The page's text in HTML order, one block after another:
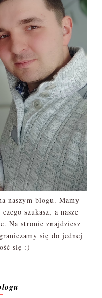
naszym blogu. Mamy
szukasz, a nasze
Na stronie znajdziesz
się do jednej
się :)